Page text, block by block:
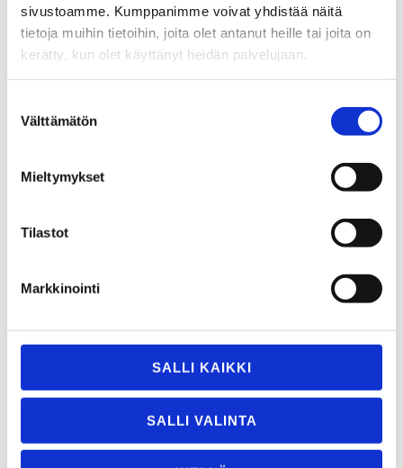
sivustoamme. Kumppanimme voivat yhdistää näitä
tietoja muihin tietoihin, joita olet antanut heille tai joita on
kerätty, kun olet käyttänyt heidän palvelujaan.
valinta
Välttämätön
Mieltymykset
Tilastot
Markkinointi
SALLI KAIKKI
SALLI VALINTA
Tuotantoprosessien entistä automatisoituneemman luonteen
vuoksi laadukkaat käyttötarkoitukseen sopivat tiivisteet ovat
ratkaisevan tärkeitä toimivan tuotannon varmistamiseksi.
hyväksymistä materiaaleista kuten FDA, KTW ja WRAS.
Toimitamme mm. seuraavia tuotteita tälle toimialalle:
Taso- ja laippatiivisteet
Tiivisteet
(simmit)
Löydät meiltä ratkaisun kaikkiin
tiivistämistarpeisiisi
Ota yhteyttä